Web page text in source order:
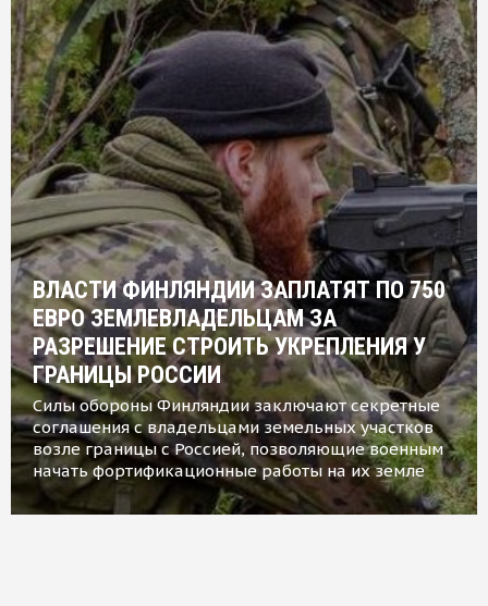
ВЛАСТИ ФИНЛЯНДИИ ЗАПЛАТЯТ ПО 750
ЕВРО ЗЕМЛЕВЛАДЕЛЬЦАМ ЗА
РАЗРЕШЕНИЕ СТРОИТЬ УКРЕПЛЕНИЯ У
ГРАНИЦЫ РОССИИ
Силы обороны Финляндии заключают секретные
соглашения с владельцами земельных участков
возле границы с Россией, позволяющие военным
начать фортификационные работы на их земле